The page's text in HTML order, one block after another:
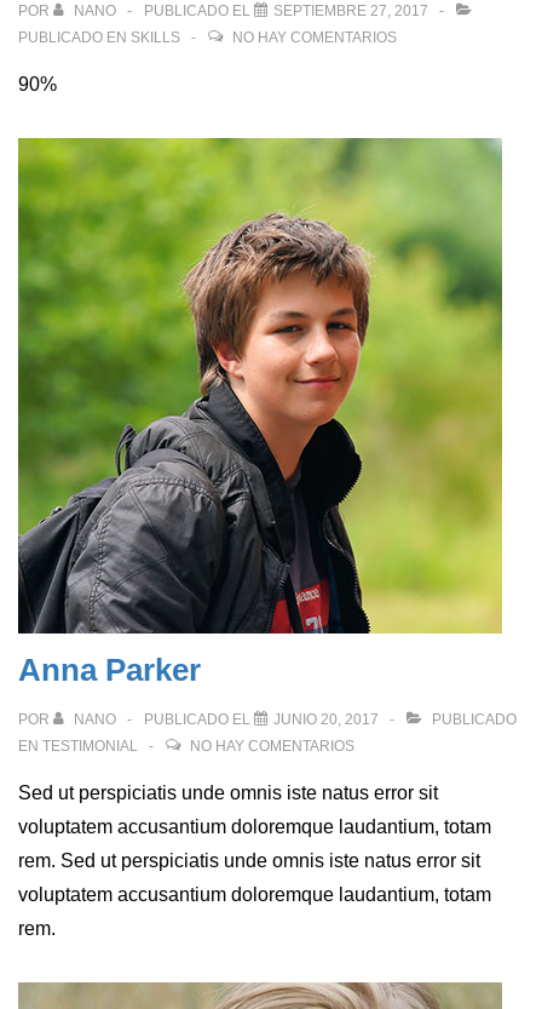
POR NANO PUBLICADO EL
SEPTIEMBRE 27, 2017
PUBLICADO EN SKILLS NO HAY COMENTARIOS
90%
Anna Parker
POR NANO PUBLICADO EL JUNIO 20, 2017
PUBLICADO
EN TESTIMONIAL NO HAY COMENTARIOS
Sed ut perspiciatis unde omnis iste natus error sit
voluptatem accusantium doloremque laudantium, totam
rem. Sed ut perspiciatis unde omnis iste natus error sit
voluptatem accusantium doloremque laudantium, totam
rem.